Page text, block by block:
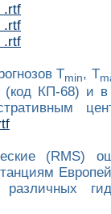
.rtf
.rtf
.rtf
Tmin, T
КП-68) и в
(RMS)